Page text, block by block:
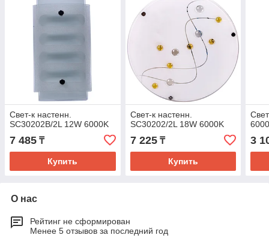
Свет-к настенн.
SC30202B/2L 12W 6000K
7 485 ₸
Купить
Свет-к настенн.
SC30202/2L 18W 6000K
7 225₸
Купить
3
О нас
Рейтинг не сформирован
Менее 5 отзывов за последний год